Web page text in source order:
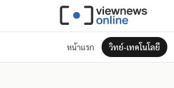
หน้าแรก วิทย์-เทคโนโลยี